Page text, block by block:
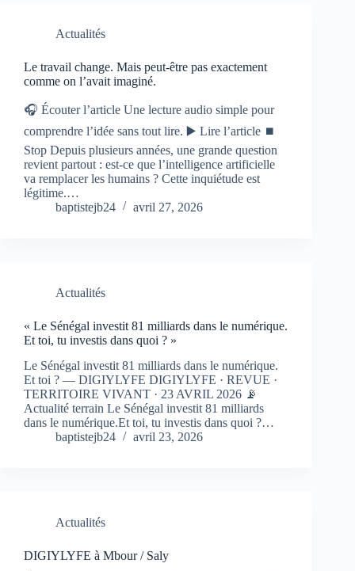
Actualités
Le travail change. Mais peut-être pas exactement
comme on l’avait imaginé.
🎧 Écouter l’article Une lecture audio simple pour
comprendre l’idée sans tout lire. ▶️ Lire l’article ⏹️
Stop Depuis plusieurs années, une grande question
revient partout : est-ce que l’intelligence artificielle
va remplacer les humains ? Cette inquiétude est
légitime.…
baptistejb24
avril 27, 2026
Actualités
« Le Sénégal investit 81 milliards dans le numérique.
Et toi, tu investis dans quoi ? »
Le Sénégal investit 81 milliards dans le numérique.
Et toi ? — DIGIYLYFE DIGIYLYFE · REVUE ·
TERRITOIRE VIVANT · 23 AVRIL 2026 📡
Actualité terrain Le Sénégal investit 81 milliards
dans le numérique.Et toi, tu investis dans quoi ?…
baptistejb24
avril 23, 2026
Actualités
DIGIYLYFE à Mbour / Saly